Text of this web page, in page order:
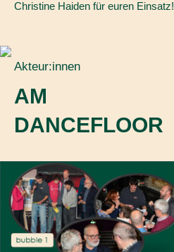
Christine Haiden für euren Einsatz!
Akteur:innen
AM
DANCEFLOOR